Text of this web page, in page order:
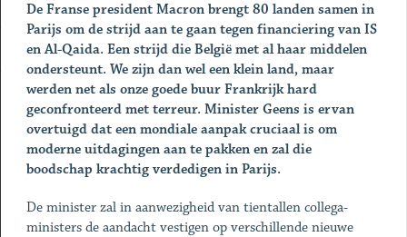
De Franse president Macron brengt 80 landen samen in
Parijs om de strijd aan te gaan tegen financiering van IS
en Al-Qaida. Een strijd die België met al haar middelen
ondersteunt. We zijn dan wel een klein land, maar
werden net als onze goede buur Frankrijk hard
geconfronteerd met terreur. Minister Geens is ervan
overtuigd dat een mondiale aanpak cruciaal is om
moderne uitdagingen aan te pakken en zal die
boodschap krachtig verdedigen in Parijs.
De minister zal in aanwezigheid van tientallen collega-
ministers de aandacht vestigen op verschillende nieuwe